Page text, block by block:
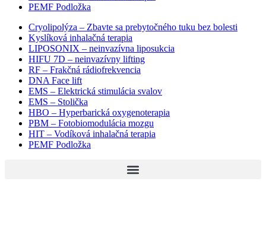
PEMF Podložka
Cryolipolýza – Zbavte sa prebytočného tuku bez bolesti
Kyslíková inhalačná terapia
LIPOSONIX – neinvazívna liposukcia
HIFU 7D – neinvazívny lifting
RF – Frakčná rádiofrekvencia
DNA Face lift
EMS – Elektrická stimulácia svalov
EMS – Stolička
HBO – Hyperbarická oxygenoterapia
PBM – Fotobiomodulácia mozgu​
HIT – Vodíková inhalačná terapia
PEMF Podložka